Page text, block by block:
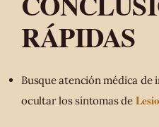
RÁPIDAS
Busque atención médica de
ocultar los síntomas de